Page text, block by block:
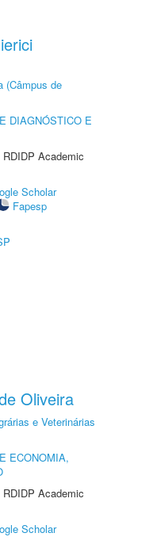
(Câmpus de
DIAGNÓSTICO E
Academic
Scholar
Fapesp
Oliveira
e Veterinárias
ECONOMIA,
Academic
Scholar